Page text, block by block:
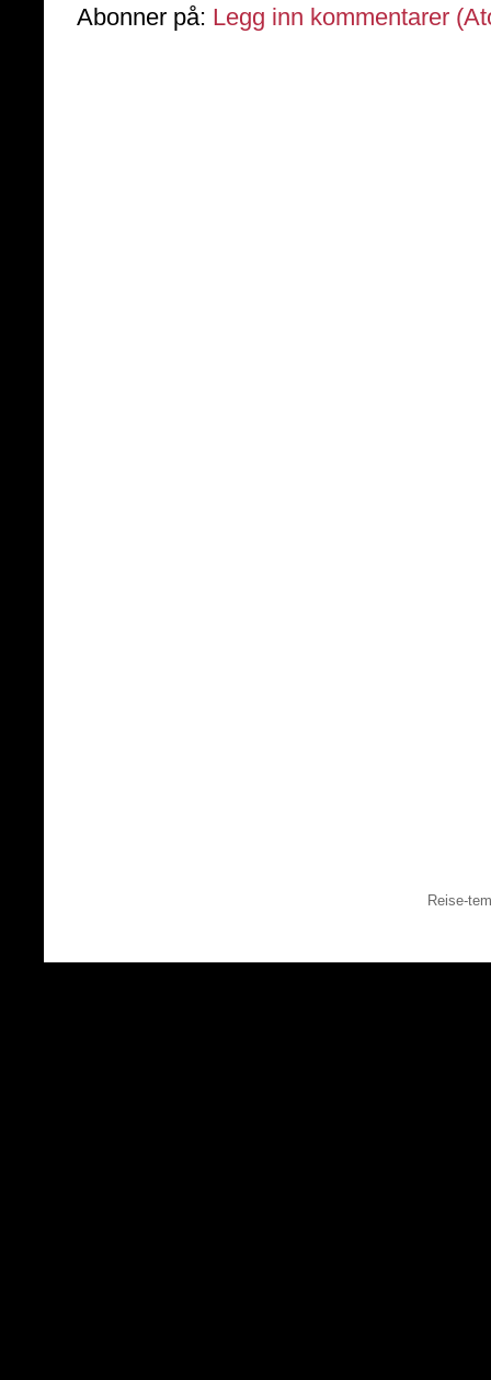
Abonner på: Legg inn kommentarer
Reise-